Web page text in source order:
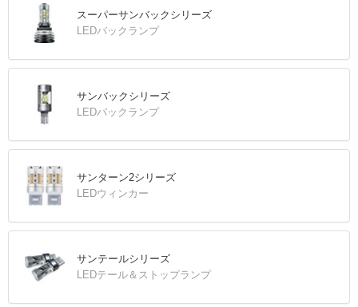
スーパーサンバックシリーズ
LEDバックランプ
サンバックシリーズ
LEDバックランプ
サンターン2シリーズ
LEDウィンカー
サンテールシリーズ
LEDテール＆ストップランプ